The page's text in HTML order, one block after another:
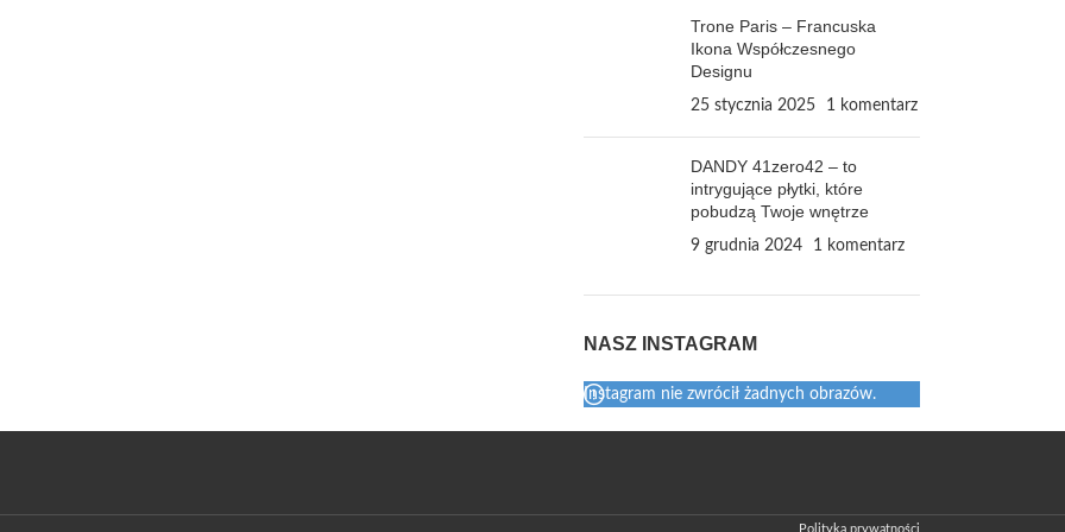
Trone Paris – Francuska
Ikona Współczesnego
Designu
25 stycznia 2025 1 komentarz
DANDY 41zero42 – to
intrygujące płytki, które
pobudzą Twoje wnętrze
9 grudnia 2024 1 komentarz
NASZ INSTAGRAM
Instagram nie zwrócił żadnych obrazów.
Polityka prywatności